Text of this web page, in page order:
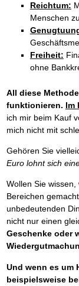
Reichtum:
Menschen
Freiheit:
ohne
All diese
funktionieren. Im
ich mir beim Kauf
mich nicht mit
Gehören Sie
Euro lohnt sich
Wollen Sie
Bereichen
unbedeutenden
nicht nur einen
Geschenke oder
Und wenn es um
beispielsweise